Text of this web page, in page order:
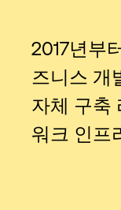
2017년부
즈니스 개
자체 구축
워크 인프